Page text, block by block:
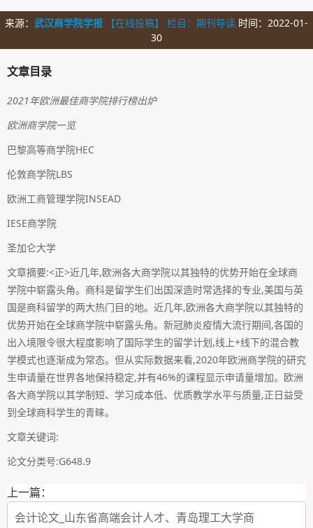
来源： 武汉商学院学报 【在线投稿】 栏目： 期刊导读 时间：2022-01-
30
文章目录
2021年欧洲最佳商学院排行榜出炉
欧洲商学院一览
巴黎高等商学院HEC
伦敦商学院LBS
欧洲工商管理学院INSEAD
IESE商学院
圣加仑大学
文章摘要:<正>近几年,欧洲各大商学院以其独特的优势开始在全球商
学院中崭露头角。商科是留学生们出国深造时常选择的专业,美国与英
国是商科留学的两大热门目的地。近几年,欧洲各大商学院以其独特的
优势开始在全球商学院中崭露头角。新冠肺炎疫情大流行期间,各国的
出入境限令很大程度影响了国际学生的留学计划,线上+线下的混合教
学模式也逐渐成为常态。但从实际数据来看,2020年欧洲商学院的研究
生申请量在世界各地保持稳定,并有46%的课程显示申请量增加。欧洲
各大商学院以其学制短、学习成本低、优质教学水平与质量,正日益受
到全球商科学生的青睐。
文章关键词:
论文分类号:G648.9
上一篇：
会计论文_山东省高端会计人才、青岛理工大学商